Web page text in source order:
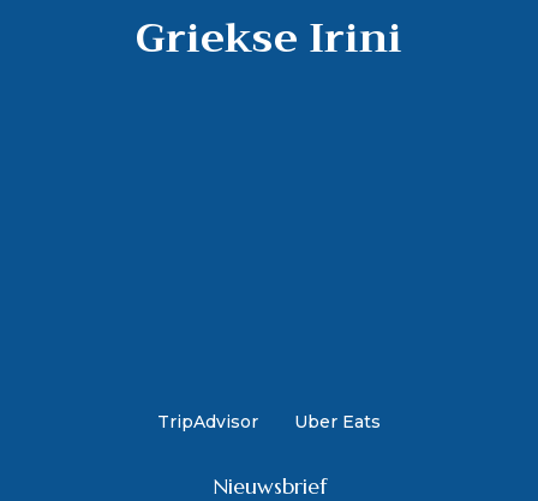
Griekse Irini
TripAdvisor Uber Eats
Nieuwsbrief